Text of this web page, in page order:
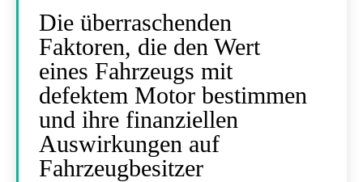
Die überraschenden
Faktoren, die den Wert
eines Fahrzeugs mit
defektem Motor bestimmen
und ihre finanziellen
Auswirkungen auf
Fahrzeugbesitzer